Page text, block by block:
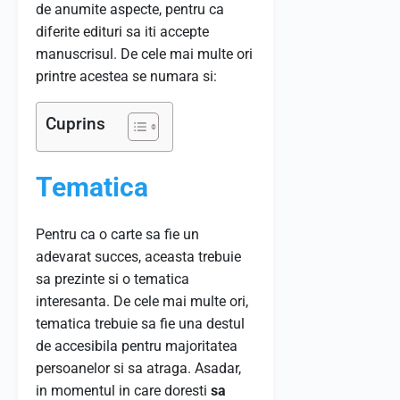
de anumite aspecte, pentru ca
diferite edituri sa iti accepte
manuscrisul. De cele mai multe ori
printre acestea se numara si:
Cuprins
Tematica
Pentru ca o carte sa fie un
adevarat succes, aceasta trebuie
sa prezinte si o tematica
interesanta. De cele mai multe ori,
tematica trebuie sa fie una destul
de accesibila pentru majoritatea
persoanelor si sa atraga. Asadar,
in momentul in care doresti sa